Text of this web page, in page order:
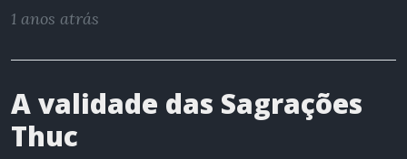
1 anos atrás
A validade das Sagrações
Thuc